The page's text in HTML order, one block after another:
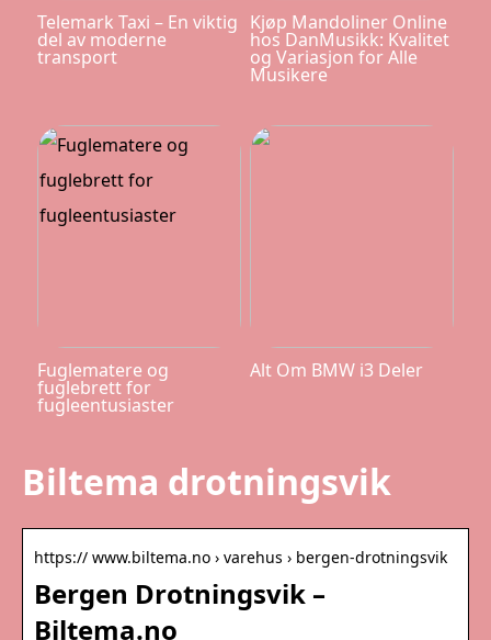
Telemark Taxi – En viktig
del av moderne
transport
Kjøp Mandoliner Online
hos DanMusikk: Kvalitet
og Variasjon for Alle
Musikere
Fuglematere og
fuglebrett for
fugleentusiaster
Alt Om BMW i3 Deler
Biltema drotningsvik
https:// www.biltema.no › varehus › bergen-drotningsvik
Bergen Drotningsvik –
Biltema.no